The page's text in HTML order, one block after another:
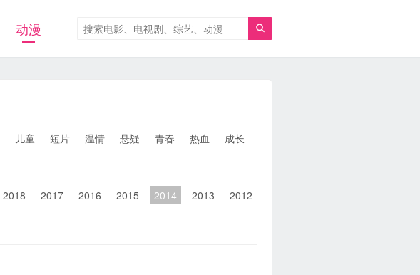

动漫
儿童 短片 温情 悬疑 青春 热血 成长
2018 2017 2016 2015 2014 2013 2012